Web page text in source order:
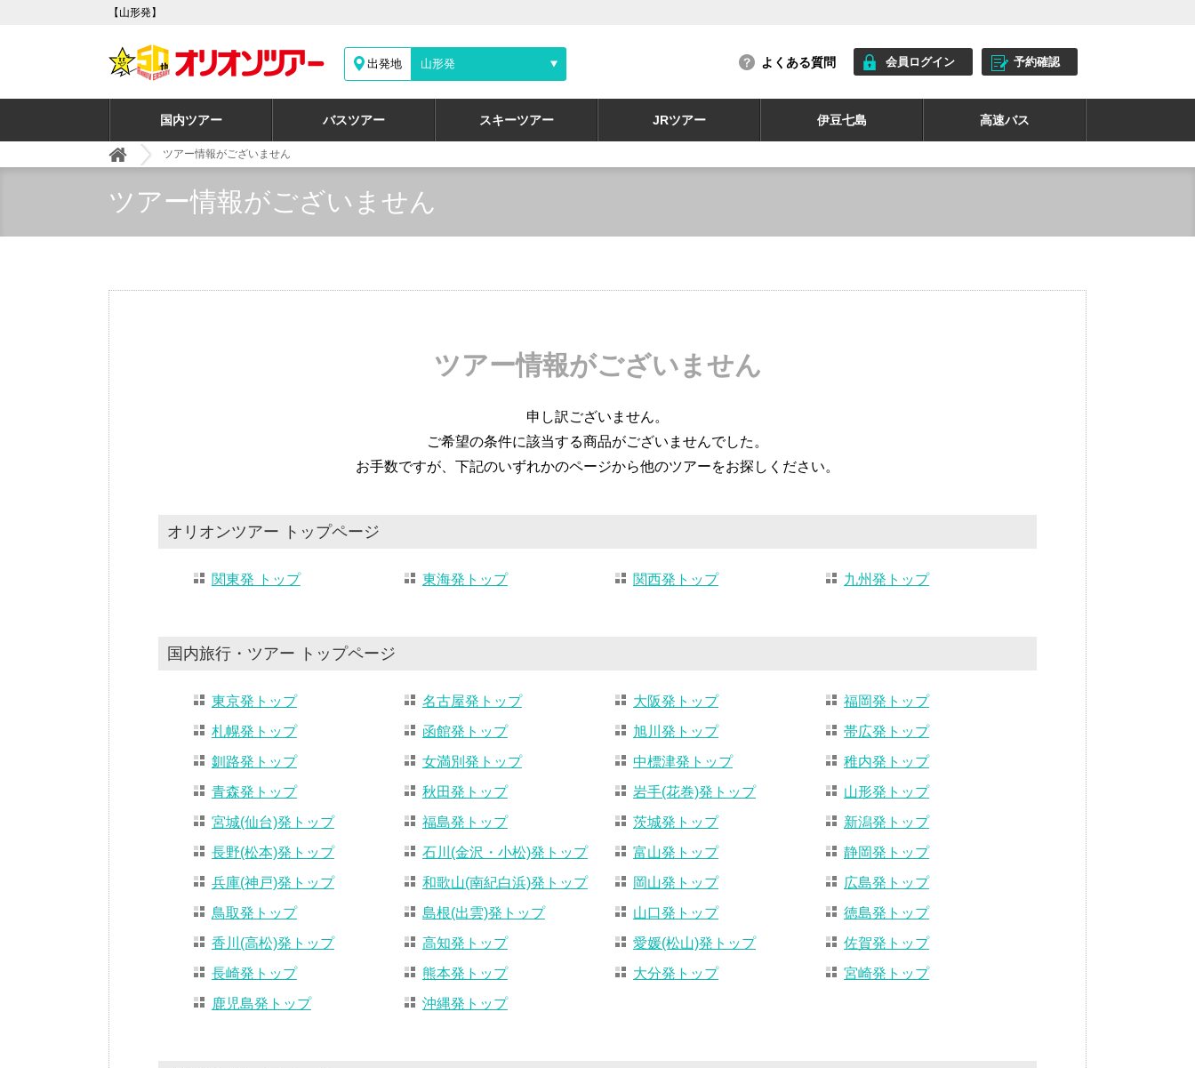
【山形発】
出発地 山形発 よくある質問 会員ログイン 予約確認
国内ツアー バスツアー スキーツアー JRツアー 伊豆七島 高速バス
ツアー情報がございません
ツアー情報がございません
ツアー情報がございません
申し訳ございません。
ご希望の条件に該当する商品がございませんでした。
お手数ですが、下記のいずれかのページから他のツアーをお探しください。
オリオンツアー トップページ
関東発 トップ 東海発トップ 関西発トップ 九州発トップ
国内旅行・ツアー トップページ
東京発トップ 名古屋発トップ 大阪発トップ
福岡発トップ
札幌発トップ
函館発トップ 旭川発トップ
帯広発トップ
釧路発トップ
女満別発トップ 中標津発トップ
稚内発トップ
青森発トップ
秋田発トップ 岩手(花巻)発トップ
山形発トップ
宮城(仙台)発トップ
福島発トップ 茨城発トップ
新潟発トップ
長野(松本)発トップ
石川(金沢・小松)発トップ 富山発トップ
静岡発トップ
兵庫(神戸)発トップ
和歌山(南紀白浜)発トップ 岡山発トップ
広島発トップ
鳥取発トップ
島根(出雲)発トップ 山口発トップ
徳島発トップ
香川(高松)発トップ
高知発トップ 愛媛(松山)発トップ
佐賀発トップ
長崎発トップ
熊本発トップ 大分発トップ
宮崎発トップ
鹿児島発トップ
沖縄発トップ